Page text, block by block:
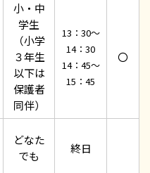
小・中
学生
（小学
３年生
以下は
保護者
同伴）
13：30～
14：30
14：45～
15：45
〇
どなた
でも
終日